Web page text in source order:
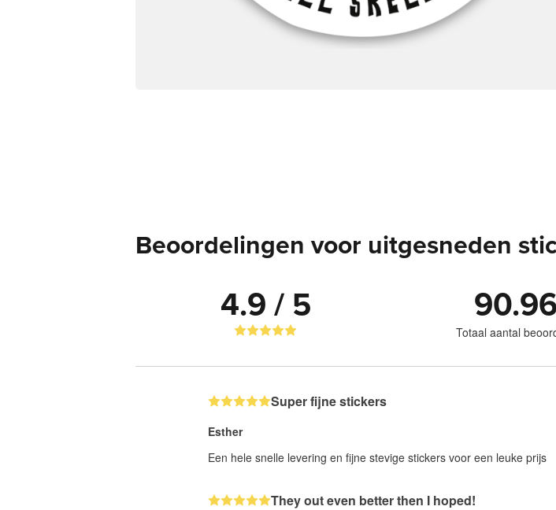
Beoordelingen voor uitgesneden
4.9 / 5
Totaal aantal
Super fijne stickers
Esther
Een hele snelle levering en fijne stevige stickers voor een leuke prijs
They out even better then I hoped!